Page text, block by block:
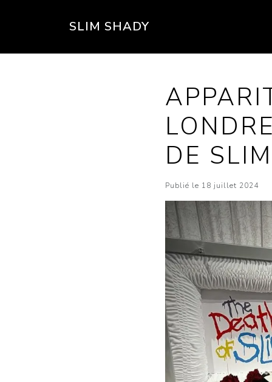
SLIM SHADY
DE
Publié le 18 juillet 2024